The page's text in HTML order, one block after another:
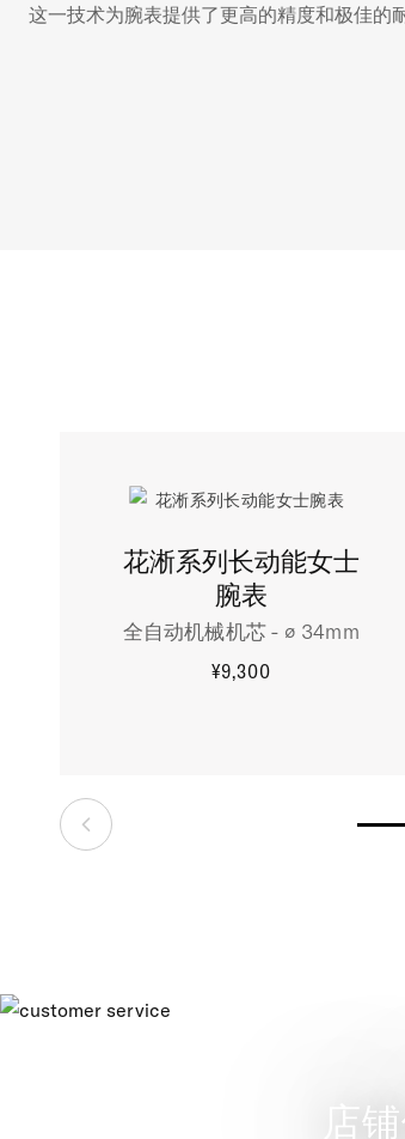
这一技术为腕表提供了更高的精度和极佳的
花淅系列长动能女士
腕表
全自动机械机芯 - ∅ 34mm
¥9,300
店